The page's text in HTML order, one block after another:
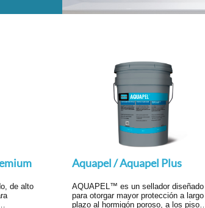
de alto
Aquapel / Aquapel Plus
AQUAPEL™ es un sellador diseñado
para otorgar mayor protección a largo
plazo al hormigón poroso, a los pisos